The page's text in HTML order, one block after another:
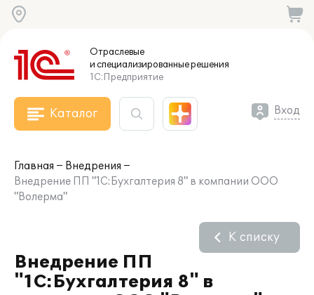
Отраслевые
и специализированныерешения
1С:Предприятие
Каталог Вход
Главная
Внедрения
Внедрение ПП "1С:Бухгалтерия 8" в компании ООО
"Волерма"
Внедрение ПП
"1С:Бухгалтерия 8" в
К списку